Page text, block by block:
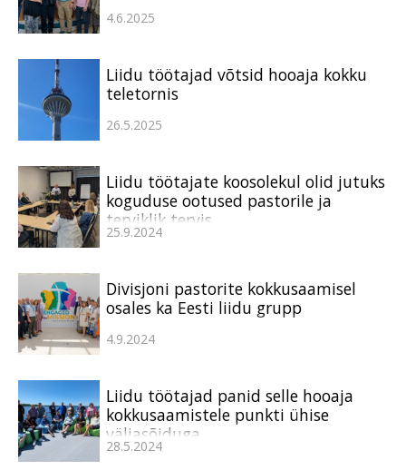
4.6.2025
Liidu töötajad võtsid hooaja kokku
teletornis
26.5.2025
Liidu töötajate koosolekul olid jutuks
koguduse ootused pastorile ja
terviklik tervis
25.9.2024
Divisjoni pastorite kokkusaamisel
osales ka Eesti liidu grupp
4.9.2024
Liidu töötajad panid selle hooaja
kokkusaamistele punkti ühise
väljasõiduga
28.5.2024